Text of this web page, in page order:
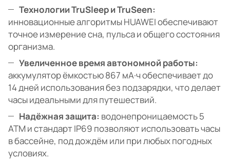
Технологии TruSleep и TruSeen:
инновационные алгоритмы HUAWEI обеспечивают
точное измерение сна, пульса и общего состояния
организма.
Увеличенное время автономной работы:
аккумулятор ёмкостью 867 мА·ч обеспечивает до
14 дней использования без подзарядки, что делает
часы идеальными для путешествий.
Надёжная защита: водонепроницаемость 5
ATM и стандарт IP69 позволяют использовать часы
в бассейне, под дождём или при любых погодных
условиях.